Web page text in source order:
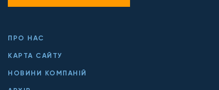
ПРО НАС
КАРТА САЙТУ
НОВИНИ КОМПАНІЙ